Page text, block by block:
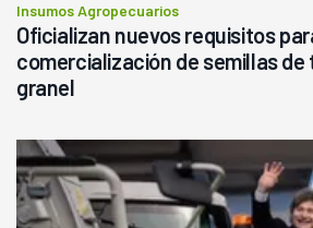
Insumos Agropecuarios
Oficializan nuevos requisitos
comercialización de semillas de
granel